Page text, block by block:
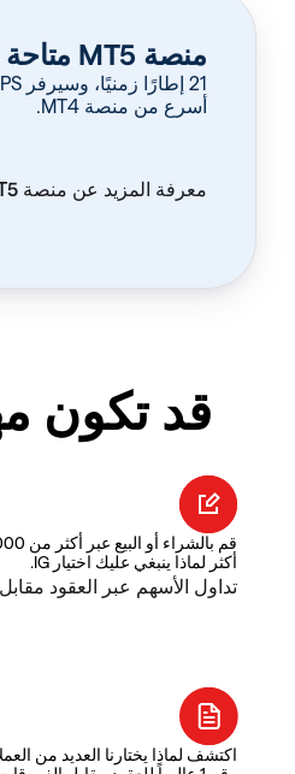
منصة MT5 متاحة الآن
أسرع من منصة MT4.
قد تكون
أكثر لماذا ينبغي عليك اختيار IG.
اكتشف لماذا يختارنا العديد من